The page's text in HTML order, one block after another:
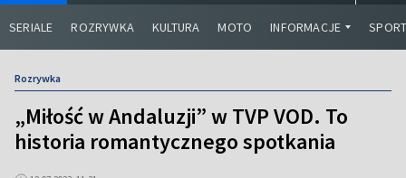
SERIALE ROZRYWKA KULTURA MOTO INFORMACJE
Rozrywka
„Miłość w Andaluzji” w TVP VOD. To
historia romantycznego spotkania